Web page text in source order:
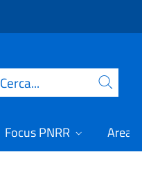
Cerca
Focus PNRR Area